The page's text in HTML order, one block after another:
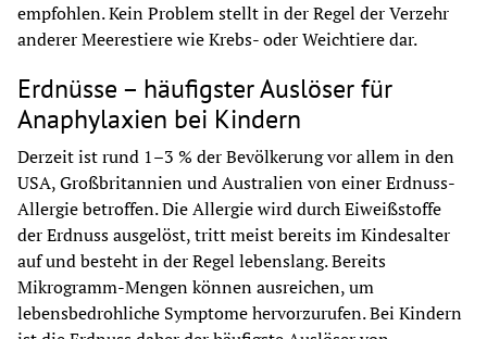
empfohlen. Kein Problem stellt in der Regel der Verzehr
anderer Meerestiere wie Krebs- oder Weichtiere dar.
Erdnüsse – häufigster Auslöser für
Anaphylaxien bei Kindern
Derzeit ist rund 1–3 % der Bevölkerung vor allem in den
USA, Großbritannien und Australien von einer Erdnuss-
Allergie betroffen. Die Allergie wird durch Eiweißstoffe
der Erdnuss ausgelöst, tritt meist bereits im Kindesalter
auf und besteht in der Regel lebenslang. Bereits
Mikrogramm-Mengen können ausreichen, um
lebensbedrohliche Symptome hervorzurufen. Bei Kindern